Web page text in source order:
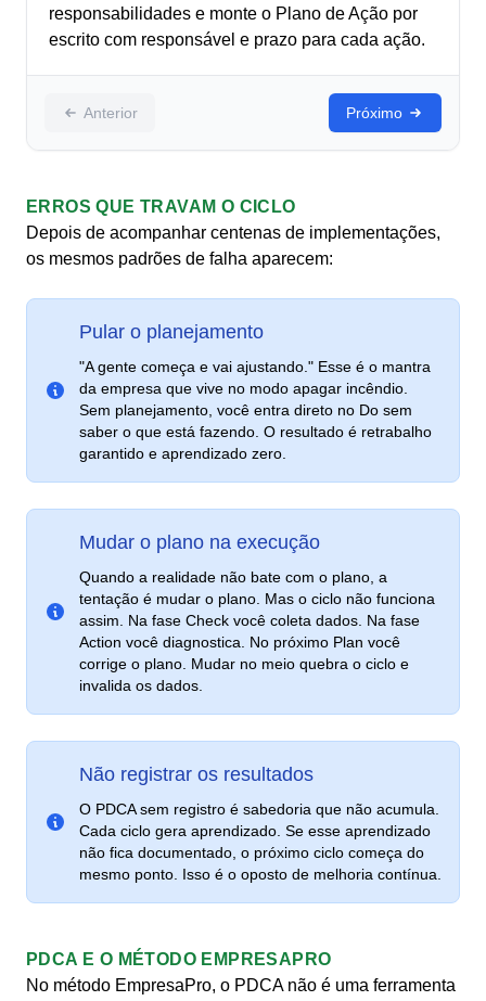
responsabilidades e monte o Plano de Ação por
escrito com responsável e prazo para cada ação.
Anterior Próximo
ERROS QUE TRAVAM O CICLO
Depois de acompanhar centenas de implementações,
os mesmos padrões de falha aparecem:
Pular o planejamento
"A gente começa e vai ajustando." Esse é o mantra
da empresa que vive no modo apagar incêndio.
Sem planejamento, você entra direto no Do sem
saber o que está fazendo. O resultado é retrabalho
garantido e aprendizado zero.
Mudar o plano na execução
Quando a realidade não bate com o plano, a
tentação é mudar o plano. Mas o ciclo não funciona
assim. Na fase Check você coleta dados. Na fase
Action você diagnostica. No próximo Plan você
corrige o plano. Mudar no meio quebra o ciclo e
invalida os dados.
Não registrar os resultados
O PDCA sem registro é sabedoria que não acumula.
Cada ciclo gera aprendizado. Se esse aprendizado
não fica documentado, o próximo ciclo começa do
mesmo ponto. Isso é o oposto de melhoria contínua.
PDCA E O MÉTODO EMPRESAPRO
No método EmpresaPro, o PDCA não é uma ferramenta